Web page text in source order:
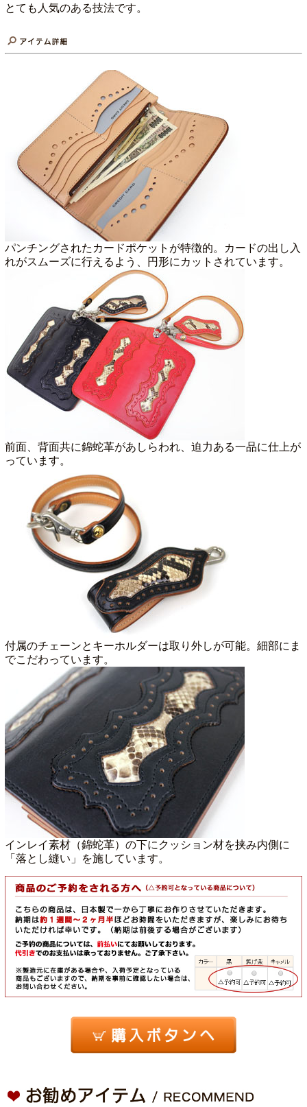
とても人気のある技法です。
パンチングされたカードポケットが特徴的。カードの出し入
れがスムーズに行えるよう、円形にカットされています。
前面、背面共に錦蛇革があしらわれ、迫力ある一品に仕上が
っています。
付属のチェーンとキーホルダーは取り外しが可能。細部にま
でこだわっています。
インレイ素材（錦蛇革）の下にクッション材を挟み内側に
「落とし縫い」を施しています。